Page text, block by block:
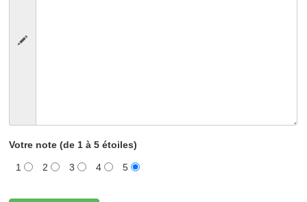
Votre note (de 1 à 5 étoiles)
1 2 3 4 5